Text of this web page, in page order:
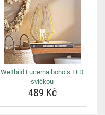
Weltbild Lucerna boho s LED
svíčkou
489 Kč